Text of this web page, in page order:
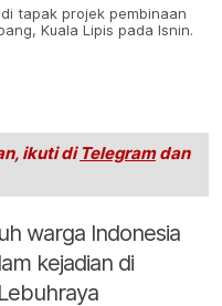
tapak projek pembinaan
Kuala Lipis pada Isnin.
ikuti di Telegramdan
warga Indonesia
kejadian di